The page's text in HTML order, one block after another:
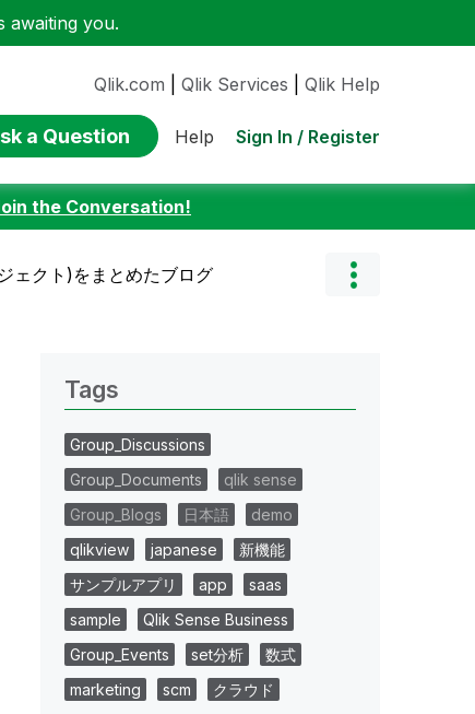
awaiting you.
Qlik.com Qlik Services Qlik Help
a Question Help Sign In / Register
the Conversation!
ェクト)をまとめたブログ
Tags
Group_Discussions
Group_Documents
qlik sense
Group_Blogs
日本語
demo
qlikview
japanese
新機能
サンプルアプリ
app
saas
sample
Qlik Sense Business
Group_Events
set分析
数式
marketing
scm クラウド